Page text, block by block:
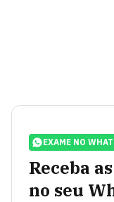
EXAME NO
Receba
no seu